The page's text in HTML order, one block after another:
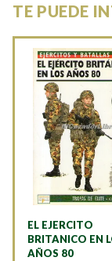
TE PUEDE
EL EJERCITO
BRITANICO EN
AÑOS 80